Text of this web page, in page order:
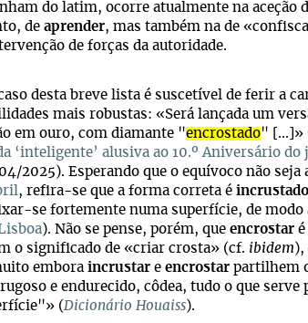
do latim, ocorre atualmente na aceção
de aprender, mas também na de
de forças da autoridade.
desta breve lista é suscetível de ferir a
mais robustas: «Será lançada um
em ouro, com diamante "encrostado" [...]»
‘inteligente’ alusiva ao 10.º Aniversário
2025). Esperando que o equívoco não
, refira-se que a forma correta é incrustado
se fortemente numa superfície, de modo
). Não se pense, porém, que encrostar
o significado de «criar crosta» (cf. ibidem ),
embora incrustar e encrostar partilhem
e endurecido, côdea, tudo o que serve
(Dicionário Houaiss).